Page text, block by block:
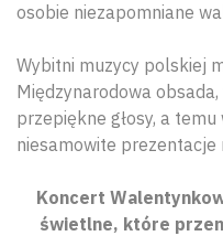
osobie niezapomniane
Wybitni muzycy polskiej
Międzynarodowa
przepiękne głosy, a
niesamowite prezentacje
Koncert
świetlne, które